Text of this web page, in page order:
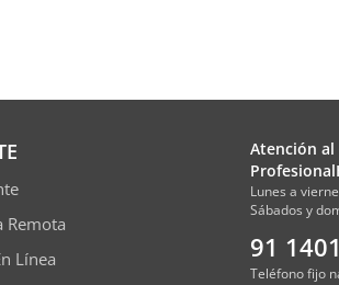
Remota
Línea
Atención
Lunes a
Sábados y
91
Teléfono fijo